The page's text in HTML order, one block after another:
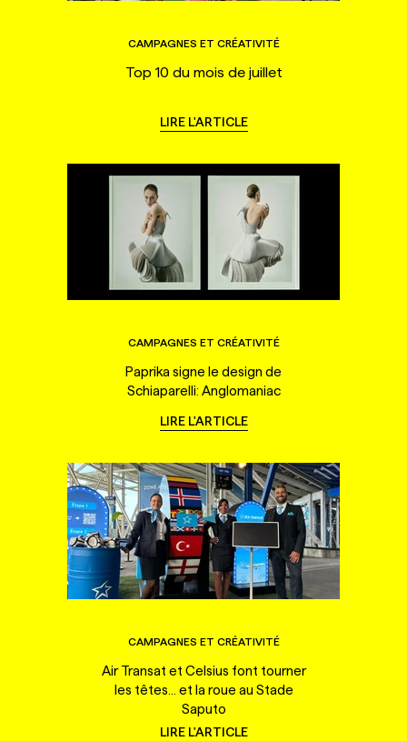
CAMPAGNES ET CRÉATIVITÉ
Top 10 du mois de juillet
LIRE L'ARTICLE
CAMPAGNES ET CRÉATIVITÉ
Paprika signe le design de
Schiaparelli: Anglomaniac
LIRE L'ARTICLE
CAMPAGNES ET CRÉATIVITÉ
Air Transat et Celsius font tourner
les têtes... et la roue au Stade
Saputo
LIRE L'ARTICLE